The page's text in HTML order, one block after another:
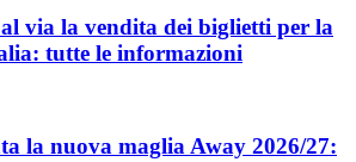
via la vendita dei biglietti per la
tutte le informazioni
la nuova maglia Away 2026/27: